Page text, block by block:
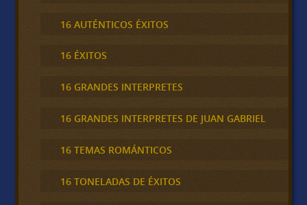
16 AUTÉNTICOS ÉXITOS
16 ÉXITOS
16 GRANDES INTERPRETES
16 GRANDES INTERPRETES DE JUAN GABRIEL
16 TEMAS ROMÁNTICOS
16 TONELADAS DE ÉXITOS